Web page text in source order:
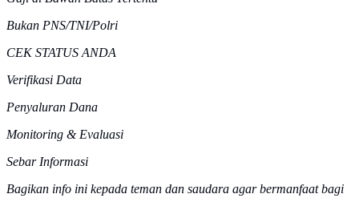
Bukan PNS/TNI/Polri
CEK STATUS ANDA
Verifikasi Data
Penyaluran Dana
Monitoring & Evaluasi
Sebar Informasi
Bagikan info ini kepada teman dan saudara agar bermanfaat bagi